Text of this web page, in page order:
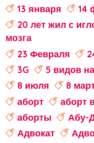
13 января
14
20 лет жил с
мозга
23 Февраля
3G
5 видов
8 июля
8
аборт
аборт
аборты
Абу-
Адвокат